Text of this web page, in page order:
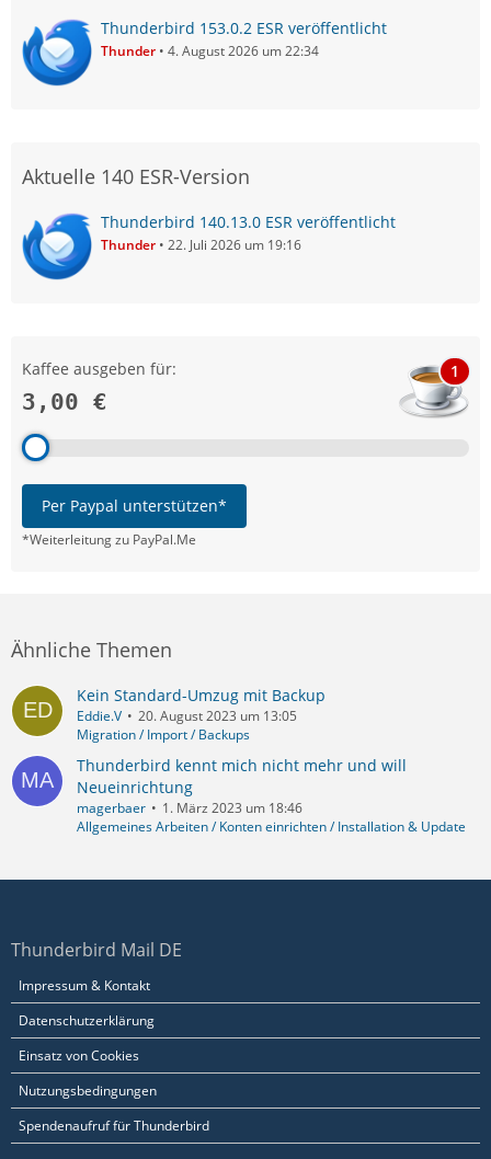
Thunderbird 153.0.2 ESR veröffentlicht
Thunder 4. August 2026 um 22:34
Aktuelle 140 ESR-Version
Thunderbird 140.13.0 ESR veröffentlicht
Thunder 22. Juli 2026 um 19:16
Kaffee ausgeben für:
3,00 €
1
Per Paypal unterstützen*
*Weiterleitung zu PayPal.Me
Ähnliche Themen
Kein Standard-Umzug mit Backup
Eddie.V
20. August 2023 um 13:05
Migration / Import / Backups
Thunderbird kennt mich nicht mehr und will
Neueinrichtung
magerbaer
1. März 2023 um 18:46
Allgemeines Arbeiten / Konten einrichten / Installation & Update
Thunderbird Mail DE
Impressum & Kontakt
Datenschutzerklärung
Einsatz von Cookies
Nutzungsbedingungen
Spendenaufruf für Thunderbird